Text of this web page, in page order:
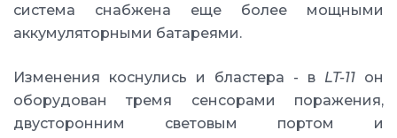
система снабжена еще более мощными
аккумуляторными батареями.
Изменения коснулись и бластера - в LT-11 он
оборудован тремя сенсорами поражения,
двусторонним световым портом и